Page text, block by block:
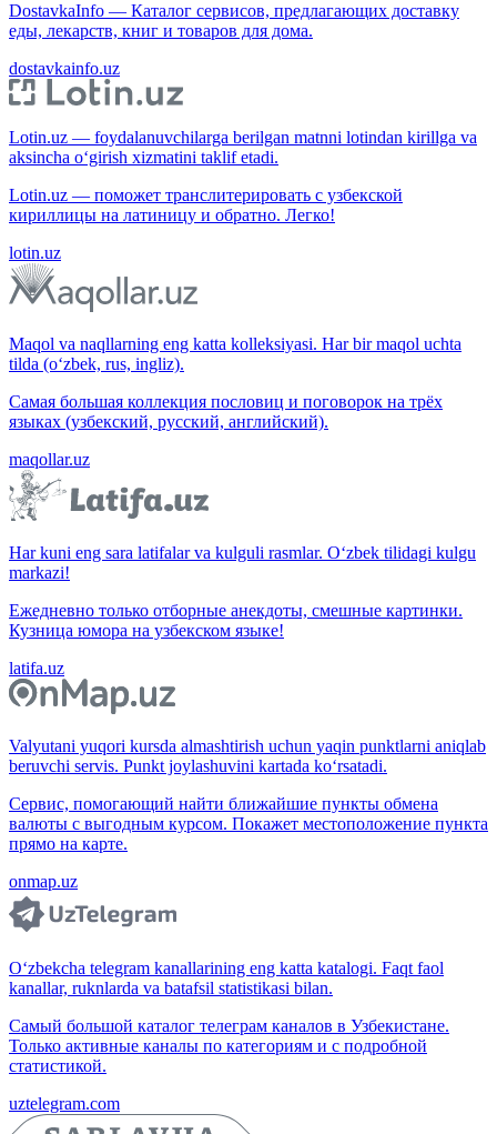
DostavkaInfo — Каталог сервисов, предлагающих доставку
еды, лекарств, книг и товаров для дома.
dostavkainfo.uz
Lotin.uz — foydalanuvchilarga berilgan matnni lotindan kirillga va
aksincha o‘girish xizmatini taklif etadi.
Lotin.uz — поможет транслитерировать с узбекской
кириллицы на латиницу и обратно. Легко!
lotin.uz
Maqol va naqllarning eng katta kolleksiyasi. Har bir maqol uchta
tilda (o‘zbek, rus, ingliz).
Самая большая коллекция пословиц и поговорок на трёх
языках (узбекский, русский, английский).
maqollar.uz
Har kuni eng sara latifalar va kulguli rasmlar. O‘zbek tilidagi kulgu
markazi!
Ежедневно только отборные анекдоты, смешные картинки.
Кузница юмора на узбекском языке!
latifa.uz
Valyutani yuqori kursda almashtirish uchun yaqin punktlarni aniqlab
beruvchi servis. Punkt joylashuvini kartada ko‘rsatadi.
Сервис, помогающий найти ближайшие пункты обмена
валюты с выгодным курсом. Покажет местоположение пункта
прямо на карте.
onmap.uz
O‘zbekcha telegram kanallarining eng katta katalogi. Faqt faol
kanallar, ruknlarda va batafsil statistikasi bilan.
Самый большой каталог телеграм каналов в Узбекистане.
Только активные каналы по категориям и с подробной
статистикой.
uztelegram.com